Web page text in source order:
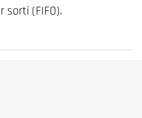
sorti (FIFO).